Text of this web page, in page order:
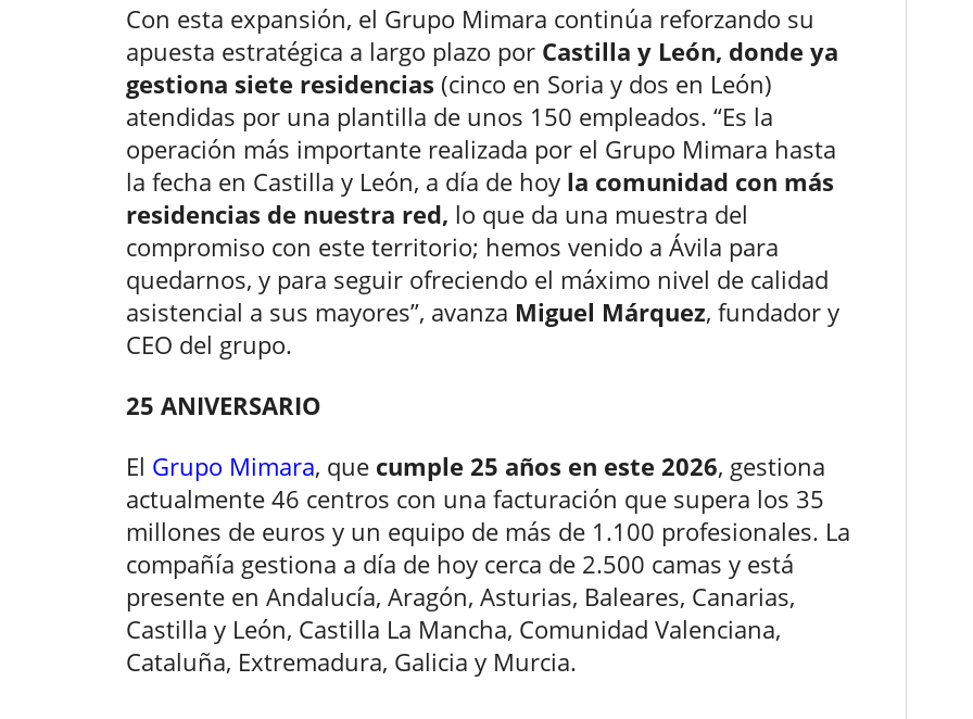
Con esta expansión, el Grupo Mimara continúa reforzando su
apuesta estratégica a largo plazo por Castilla y León, donde ya
gestiona siete residencias (cinco en Soria y dos en León)
atendidas por una plantilla de unos 150 empleados. “Es la
operación más importante realizada por el Grupo Mimara hasta
la fecha en Castilla y León, a día de hoy la comunidad con más
residencias de nuestra red, lo que da una muestra del
compromiso con este territorio; hemos venido a Ávila para
quedarnos, y para seguir ofreciendo el máximo nivel de calidad
asistencial a sus mayores”, avanza Miguel Márquez, fundador y
CEO del grupo.
25 ANIVERSARIO
El Grupo Mimara, que cumple 25 años en este 2026, gestiona
actualmente 46 centros con una facturación que supera los 35
millones de euros y un equipo de más de 1.100 profesionales. La
compañía gestiona a día de hoy cerca de 2.500 camas y está
presente en Andalucía, Aragón, Asturias, Baleares, Canarias,
Castilla y León, Castilla La Mancha, Comunidad Valenciana,
Cataluña, Extremadura, Galicia y Murcia.